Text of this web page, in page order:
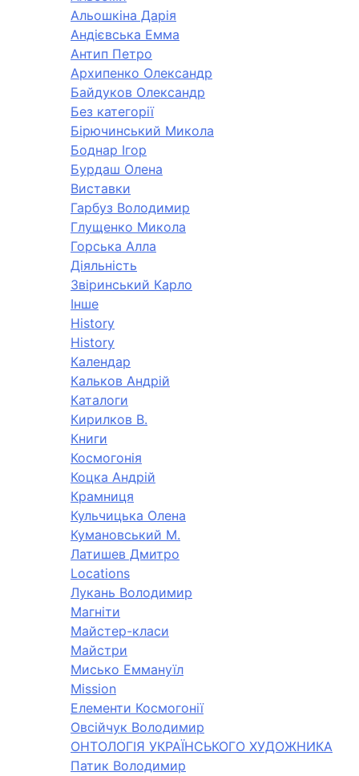
Альошкіна Дарія
Андієвська Емма
Антип Петро
Архипенко Олександр
Байдуков Олександр
Без категорії
Бірючинський Микола
Боднар Ігор
Бурдаш Олена
Виставки
Гарбуз Володимир
Глущенко Микола
Горська Алла
Діяльність
Звіринський Карло
Інше
History
History
Календар
Кальков Андрій
Каталоги
Кирилков В.
Книги
Космогонія
Коцка Андрій
Крамниця
Кульчицька Олена
Кумановський М.
Латишев Дмитро
Locations
Лукань Володимир
Магніти
Майстер-класи
Майстри
Мисько Еммануїл
Mission
Елементи Космогонії
Овсійчук Володимир
ОНТОЛОГІЯ УКРАЇНСЬКОГО ХУДОЖНИКА
Патик Володимир